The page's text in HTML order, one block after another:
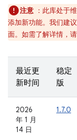
注意 ：此库处于
添加新功能。我们建
面。如需了解详情，
最近更
新时间
稳定
版
2026
年 1 月
14 日
1.7.0